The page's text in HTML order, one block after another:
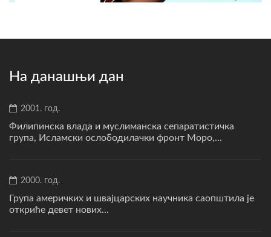
На данашњи дан
2001. год.
Филипинска влада и муслиманска сепаратистичка
група, Исламски ослободилачки фронт Моро,...
2000. год.
Група америчких и швајцарских научника саопштила је
откриће девет нових...